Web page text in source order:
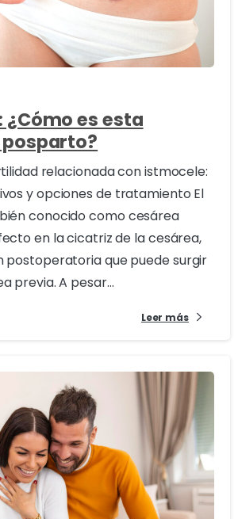
es esta
relacionada con istmocele:
y opciones de tratamiento El
conocido como cesárea
en la cicatriz de la cesárea,
postoperatoria que puede surgir
previa. A pesar...
Leer más